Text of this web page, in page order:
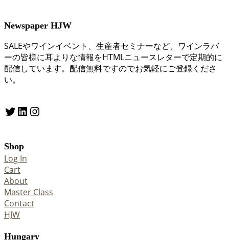
Newspaper HJW
SALEやワインイベント、生産者セミナーなど、ワインラバ
ーの皆様に耳よりな情報をHTMLニュースレターで定期的に
配信しています。配信無料ですのでお気軽にご登録くださ
い。
Twitter LinkedIn Instagram
Shop
Log In
Cart
About
Master Class
Contact
HJW
Hungary